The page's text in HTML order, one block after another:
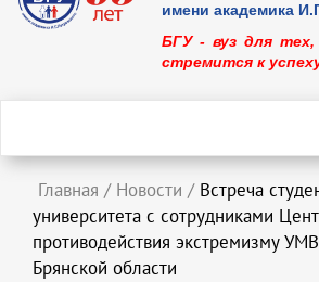
имени академика
БГУ - вуз для
стремится к
Главная / Новости / Встреча
университета с сотрудниками
противодействия экстремизму
Брянской области